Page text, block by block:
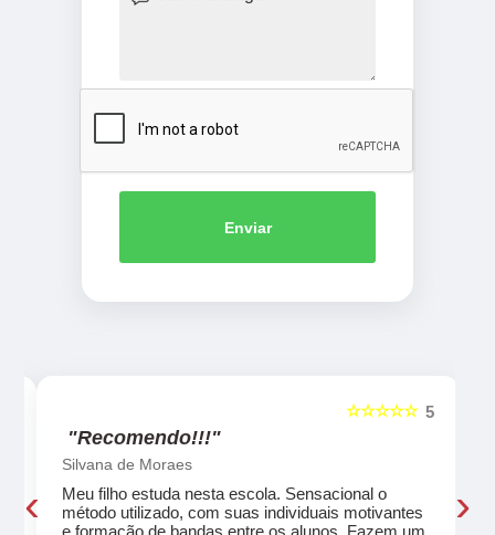
Enviar
5
☆☆☆☆☆
"Recomendo!!!"
Silvana de Moraes
Meu filho estuda nesta escola. Sensacional o
método utilizado, com suas individuais motivantes
‹ ›